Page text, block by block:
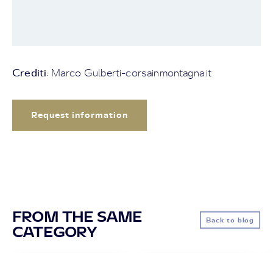
Crediti: Marco Gulberti-corsainmontagna.it
Request information
FROM THE SAME
CATEGORY
Back to blog